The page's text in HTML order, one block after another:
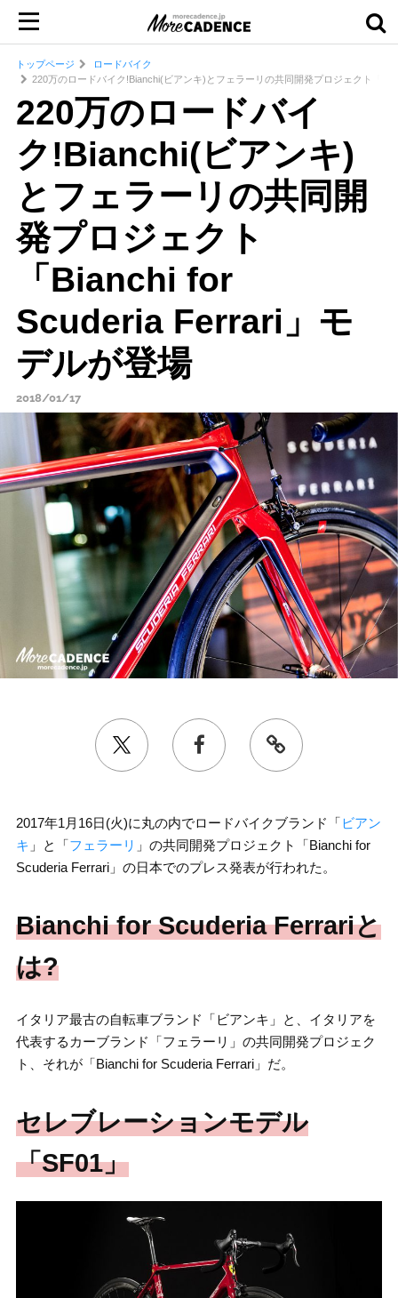
トップページ
ロードバイク
220万のロードバイク!Bianchi(ビアンキ)とフェラーリの共同開発プロジェクト「
220万のロードバイ
ク!Bianchi(ビアンキ)
とフェラーリの共同開
発プロジェクト
「Bianchi for
Scuderia Ferrari」モ
デルが登場
2018/01/17
2017年1月16日(火)に丸の内でロードバイクブランド「ビアン
キ 」と「フェラーリ 」の共同開発プロジェクト「Bianchi for
Scuderia Ferrari」の日本でのプレス発表が行われた。
Bianchi for Scuderia Ferrariと
は?
イタリア最古の自転車ブランド「ビアンキ」と、イタリアを
代表するカーブランド「フェラーリ」の共同開発プロジェク
ト、それが「Bianchi for Scuderia Ferrari」だ。
セレブレーションモデル
「SF01」